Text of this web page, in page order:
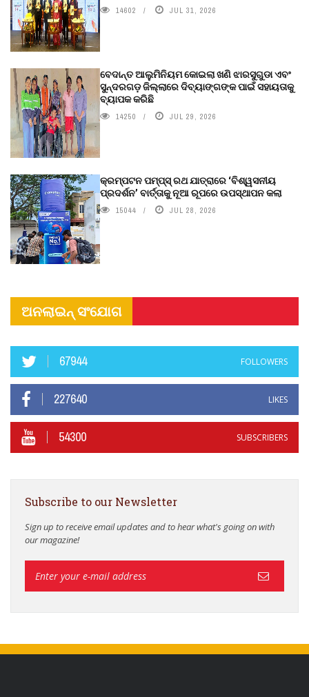
14602 JUL 31, 2026
ବେଦାନ୍ତ ଆଲୁମିନିୟମ କୋଇଲା ଖଣି ଝାରସୁଗୁଡା ଏବଂ
ସୁନ୍ଦରଗଡ଼ ଜିଲ୍ଲାରେ ଦିବ୍ୟାଙ୍ଗଙ୍କ ପାଇଁ ସହାୟତାକୁ
ବ୍ୟାପକ କରିଛି
14250 JUL 29, 2026
କ୍ରମ୍ପଟନ ପମ୍ପ୍‌ସ୍‌ ରଥ ଯାତ୍ରାରେ ‘ବିଶ୍ୱସନୀୟ
ପ୍ରଦର୍ଶନ’ ବାର୍ତ୍ତାକୁ ନୂଆ ରୂପରେ ଉପସ୍ଥାପନ କଲା
15044 JUL 28, 2026
ଅନଲାଇନ୍ ସଂଯୋଗ
67944 FOLLOWERS
227640 LIKES
54300 SUBSCRIBERS
Subscribe to our Newsletter
Sign up to receive email updates and to hear what's going on with
our magazine!